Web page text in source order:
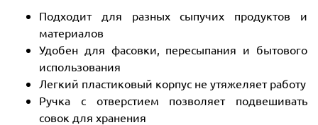
Подходит для разных сыпучих продуктов и
материалов
Удобен для фасовки, пересыпания и бытового
использования
Легкий пластиковый корпус не утяжеляет работу
Ручка с отверстием позволяет подвешивать
совок для хранения